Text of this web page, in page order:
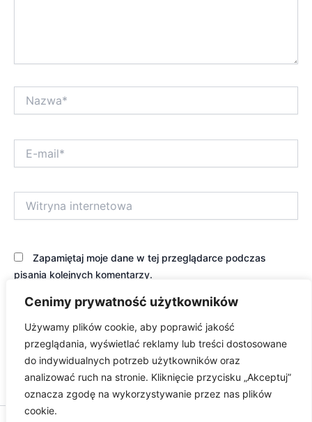
Cenimy prywatność użytkowników
Używamy plików cookie, aby poprawić jakość
przeglądania, wyświetlać reklamy lub treści dostosowane
do indywidualnych potrzeb użytkowników oraz
analizować ruch na stronie. Kliknięcie przycisku „Akceptuj”
oznacza zgodę na wykorzystywanie przez nas plików
cookie.
mail*
internetowa
Zapamiętaj moje dane w tej przeglądarce podczas
pisania kolejnych komentarzy.